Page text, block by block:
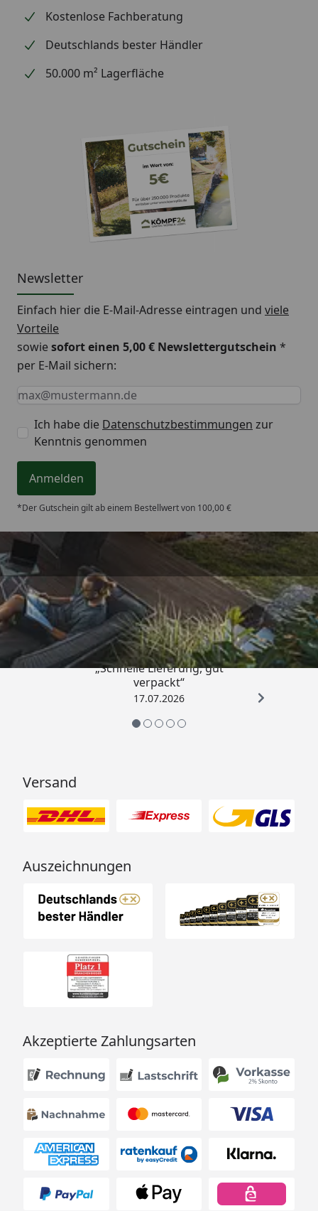
Kostenlose Fachberatung
Deutschlands bester Händler
50.000 m² Lagerfläche
Newsletter
Einfach hier die E-Mail-Adresse eintragen und viele
Vorteile
sowiesofort einen 5,00 € Newslettergutschein *
per E-Mail sichern:
Keine Eingabe erforderlich
Eingabe erforderlich
E-Mail *
Ich habe die Datenschutzbestimmungen zur
Kenntnis genommen
Anmelden
*Der Gutschein gilt ab einem Bestellwert von 100,00 €
Trusted Shops
4,65/ 5
„Schnelle Lieferung, gut
verpackt“
17.07.2026
Versand
Auszeichnungen
Akzeptierte Zahlungsarten